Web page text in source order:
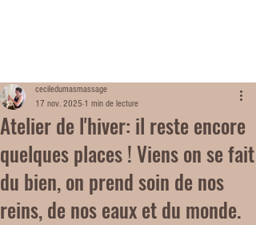
Atelier de l'hiver: il reste encore
quelques places ! Viens on se fait
du bien, on prend soin de nos
reins, de nos eaux et du monde.
ceciledumasmassage
17 nov. 2025 1 min de lecture